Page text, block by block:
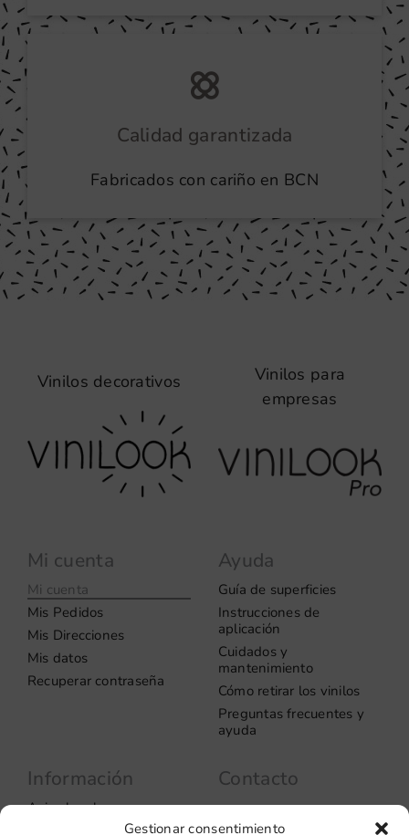
Gestionar consentimiento
Calidad garantizada
Fabricados con cariño en BCN
Vinilos decorativos
Mi cuenta
Mi cuenta
Mis Pedidos
Mis Direcciones
Mis datos
Recuperar contraseña
Ayuda
Guía de superficies
Instrucciones de
aplicación
Cuidados y
mantenimiento
Cómo retirar los vinilos
Preguntas frecuentes y
ayuda
Información
Aviso legal
Política de privacidad
Contacto
08037 – Barcelona
Vinilos para
empresas